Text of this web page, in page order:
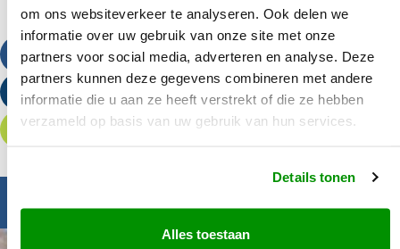
om ons websiteverkeer te analyseren. Ook delen we
informatie over uw gebruik van onze site met onze
partners voor social media, adverteren en analyse. Deze
partners kunnen deze gegevens combineren met andere
informatie die u aan ze heeft verstrekt of die ze hebben
verzameld op basis van uw gebruik van hun services.
Details tonen
Alles toestaan
Bel ons
Stuur een e-mail
Offerte aanvragen